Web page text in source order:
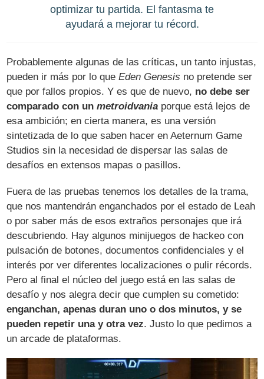
optimizar tu partida. El fantasma te
ayudará a mejorar tu récord.
Probablemente algunas de las críticas, un tanto injustas,
pueden ir más por lo queEden Genesis no pretende ser
que por fallos propios. Y es que de nuevo, no debe ser
comparado con unmetroidvania porque está lejos de
esa ambición; en cierta manera, es una versión
sintetizada de lo que saben hacer en Aeternum Game
Studios sin la necesidad de dispersar las salas de
desafíos en extensos mapas o pasillos.
Fuera de las pruebas tenemos los detalles de la trama,
que nos mantendrán enganchados por el estado de Leah
o por saber más de esos extraños personajes que irá
descubriendo. Hay algunos minijuegos de hackeo con
pulsación de botones, documentos confidenciales y el
interés por ver diferentes localizaciones o pulir récords.
Pero al final el núcleo del juego está en las salas de
desafío y nos alegra decir que cumplen su cometido:
enganchan, apenas duran uno o dos minutos, y se
pueden repetir una y otra vez. Justo lo que pedimos a
un arcade de plataformas.